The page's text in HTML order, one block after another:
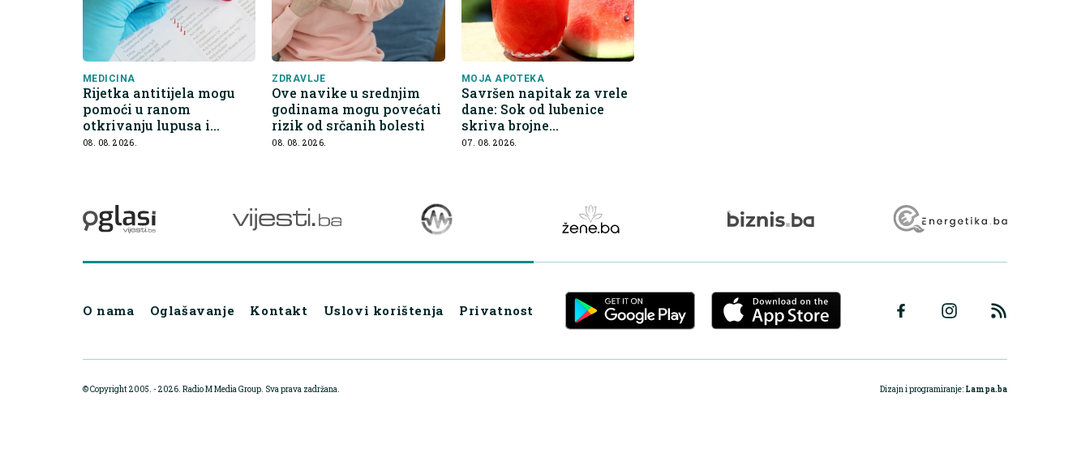
MEDICINA
Rijetka antitijela mogu
pomoći u ranom
otkrivanju lupusa i
drugih autoimunih
08. 08. 2026.
ZDRAVLJE
Ove navike u srednjim
godinama mogu povećati
rizik od srčanih bolesti
08. 08. 2026.
MOJA APOTEKA
Savršen napitak za vrele
dane: Sok od lubenice
skriva brojne
zdravstvene prednosti
07. 08. 2026.
O nama Oglašavanje Kontakt Uslovi korištenja Privatnost
© Copyright 2005. - 2026. Radio M Media Group. Sva prava zadržana. Dizajn i programiranje: Lampa.ba